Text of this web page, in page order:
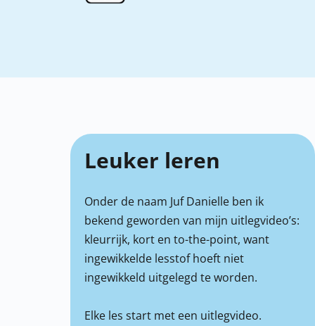
Leuker leren
Onder de naam Juf Danielle ben ik
bekend geworden van mijn uitlegvideo’s:
kleurrijk, kort en to-the-point, want
ingewikkelde lesstof hoeft niet
ingewikkeld uitgelegd te worden.
Elke les start met een uitlegvideo.